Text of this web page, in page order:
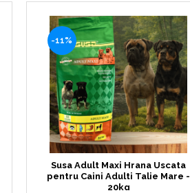
-11%
Susa Adult Maxi Hrana Uscata
pentru Caini Adulti Talie Mare -
20kg